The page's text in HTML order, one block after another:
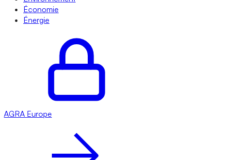
Économie
Énergie
AGRA Europe